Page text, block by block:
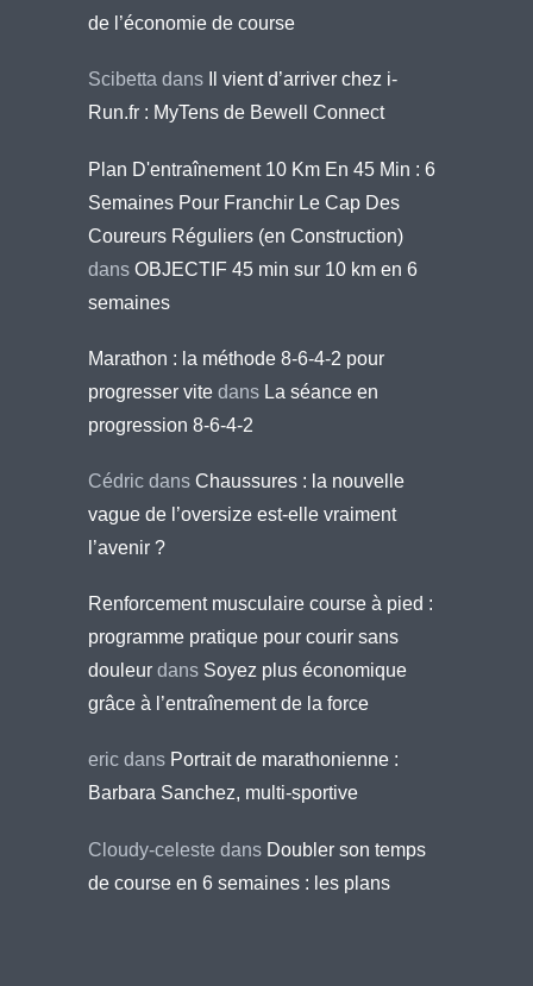
de l’économie de course
Scibetta dans
Il vient d’arriver chez i-
Run.fr : MyTens de Bewell Connect
Plan D'entraînement 10 Km En 45 Min : 6
Semaines Pour Franchir Le Cap Des
Coureurs Réguliers (en Construction)
dans OBJECTIF 45 min sur 10 km en 6
semaines
Marathon : la méthode 8-6-4-2 pour
progresser vite dans La séance en
progression 8-6-4-2
Cédric dans Chaussures : la nouvelle
vague de l’oversize est-elle vraiment
l’avenir ?
Renforcement musculaire course à pied :
programme pratique pour courir sans
douleur dans Soyez plus économique
grâce à l’entraînement de la force
eric dans Portrait de marathonienne :
Barbara Sanchez, multi-sportive
Cloudy-celeste dans Doubler son temps
de course en 6 semaines : les plans